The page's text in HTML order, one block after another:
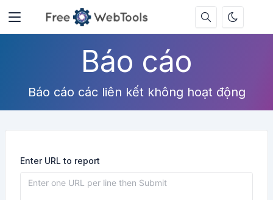
Báo cáo
Báo cáo các liên kết không hoạt động
Enter URL to report